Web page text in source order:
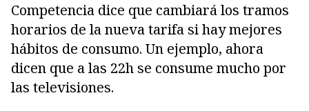
Competencia dice que cambiará los tramos
horarios de la nueva tarifa si hay mejores
hábitos de consumo. Un ejemplo, ahora
dicen que a las 22h se consume mucho por
las televisiones.